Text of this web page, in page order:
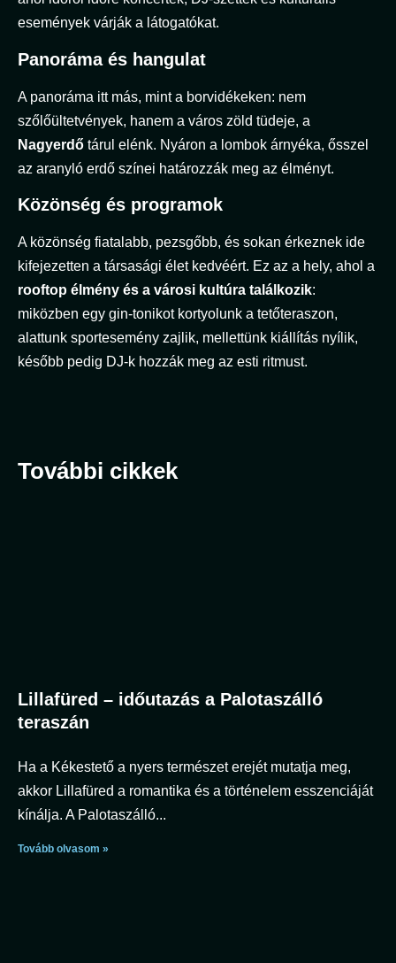
események várják a látogatókat.
Panoráma és hangulat
A panoráma itt más, mint a borvidékeken: nem
szőlőültetvények, hanem a város zöld tüdeje, a
Nagyerdő tárul elénk. Nyáron a lombok árnyéka, ősszel
az aranyló erdő színei határozzák meg az élményt.
Közönség és programok
A közönség fiatalabb, pezsgőbb, és sokan érkeznek ide
kifejezetten a társasági élet kedvéért. Ez az a hely, ahol a
rooftop élmény és a városi kultúra találkozik:
miközben egy gin-tonikot kortyolunk a tetőteraszon,
alattunk sportesemény zajlik, mellettünk kiállítás nyílik,
később pedig DJ-k hozzák meg az esti ritmust.
További cikkek
Lillafüred – időutazás a Palotaszálló
teraszán
Ha a Kékestető a nyers természet erejét mutatja meg,
akkor Lillafüred a romantika és a történelem esszenciáját
kínálja. A Palotaszálló
Tovább olvasom »